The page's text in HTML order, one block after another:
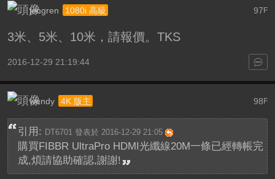
97F
jengren 1080i 高級
3米、5米、10米，請報價。TKS
2016-12-29 21:19:44
98F
wendy 4K 版主
引用: DT6701 發表於 2016-12-29 21:05
購買FIBBR UltraPro HDMI光纖線20M一條已經轉帳完
成,煩請協助確認,謝謝!